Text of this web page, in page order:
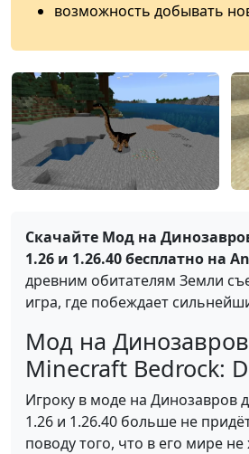
возможность добывать
Скачайте Мод на
1.26 и 1.26.40 бесплатно на
древним обитателям Земли
игра, где побеждает
Мод на
Minecraft Bedrock:
Игроку в моде на Динозавров
1.26 и 1.26.40 больше не
поводу того, что в его мире не